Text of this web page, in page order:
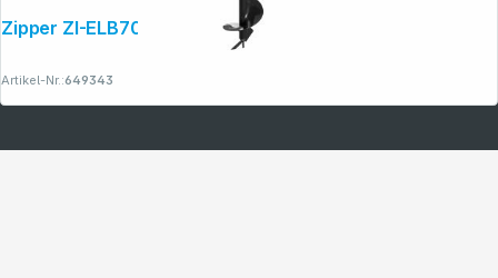
Zipper ZI-ELB70 Benzin-Erdbohrer
Artikel-Nr.:649343